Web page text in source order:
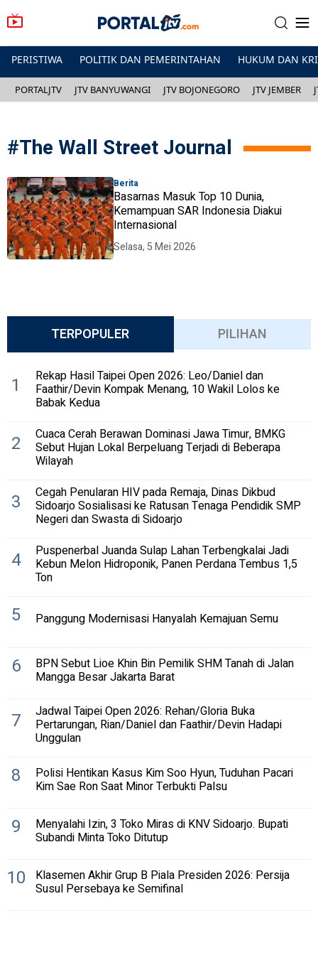
PERISTIWA POLITIK DAN PEMERINTAHAN HUKUM DAN
PORTALJTV JTV BANYUWANGI JTV BOJONEGORO JTV JEMBER
#The Wall Street Journal
Berita
Basarnas Masuk Top 10 Dunia,
Kemampuan SAR Indonesia Diakui
Internasional
Selasa, 5 Mei 2026
TERPOPULER PILIHAN
1 Rekap Hasil Taipei Open 2026: Leo/Daniel dan
Faathir/Devin Kompak Menang, 10 Wakil Lolos ke
Babak Kedua
2 Cuaca Cerah Berawan Dominasi Jawa Timur, BMKG
Sebut Hujan Lokal Berpeluang Terjadi di Beberapa
Wilayah
3 Cegah Penularan HIV pada Remaja, Dinas Dikbud
Sidoarjo Sosialisasi ke Ratusan Tenaga Pendidik SMP
Negeri dan Swasta di Sidoarjo
4 Puspenerbal Juanda Sulap Lahan Terbengkalai Jadi
Kebun Melon Hidroponik, Panen Perdana Tembus 1,5
Ton
5 Panggung Modernisasi Hanyalah Kemajuan Semu
6 BPN Sebut Lioe Khin Bin Pemilik SHM Tanah di Jalan
Mangga Besar Jakarta Barat
7 Jadwal Taipei Open 2026: Rehan/Gloria Buka
Pertarungan, Rian/Daniel dan Faathir/Devin Hadapi
Unggulan
8 Polisi Hentikan Kasus Kim Soo Hyun, Tuduhan Pacari
Kim Sae Ron Saat Minor Terbukti Palsu
9 Menyalahi Izin, 3 Toko Miras di KNV Sidoarjo. Bupati
Subandi Minta Toko Ditutup
10 Klasemen Akhir Grup B Piala Presiden 2026: Persija
Susul Persebaya ke Semifinal